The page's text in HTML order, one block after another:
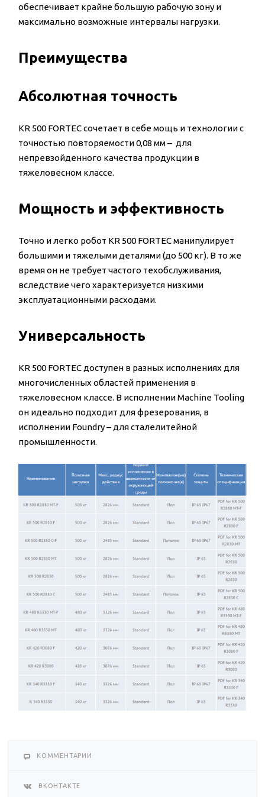
обеспечивает крайне большую рабочую зону и
максимально возможные интервалы нагрузки.
Преимущества
Абсолютная точность
KR 500 FORTEC сочетает в себе мощь и технологии с
точностью повторяемости 0,08 мм – для
непревзойденного качества продукции в
тяжеловесном классе.
Мощность и эффективность
Точно и легко робот KR 500 FORTEC манипулирует
большими и тяжелыми деталями (до 500 кг). В то же
время он не требует частого техобслуживания,
вследствие чего характеризуется низкими
эксплуатационными расходами.
Универсальность
KR 500 FORTEC доступен в разных исполнениях для
многочисленных областей применения в
тяжеловесном классе. В исполнении Machine Tooling
он идеально подходит для фрезерования, в
исполнении Foundry – для сталелитейной
промышленности.
КОММЕНТАРИИ
ВКОНТАКТЕ